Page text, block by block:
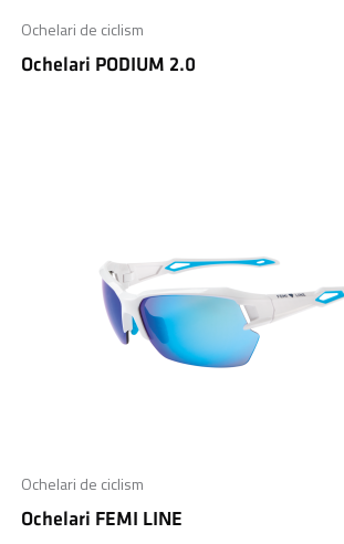
Ochelari de ciclism
Ochelari PODIUM 2.0
Ochelari de ciclism
Ochelari FEMI LINE